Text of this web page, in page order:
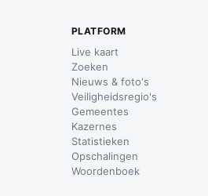
PLATFORM
Live kaart
Zoeken
Nieuws & foto's
Veiligheidsregio's
Gemeentes
Kazernes
Statistieken
Opschalingen
Woordenboek